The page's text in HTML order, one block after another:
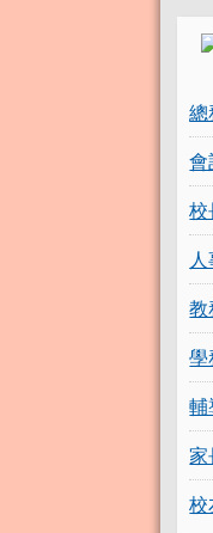
總
會
校
教
學
輔
家